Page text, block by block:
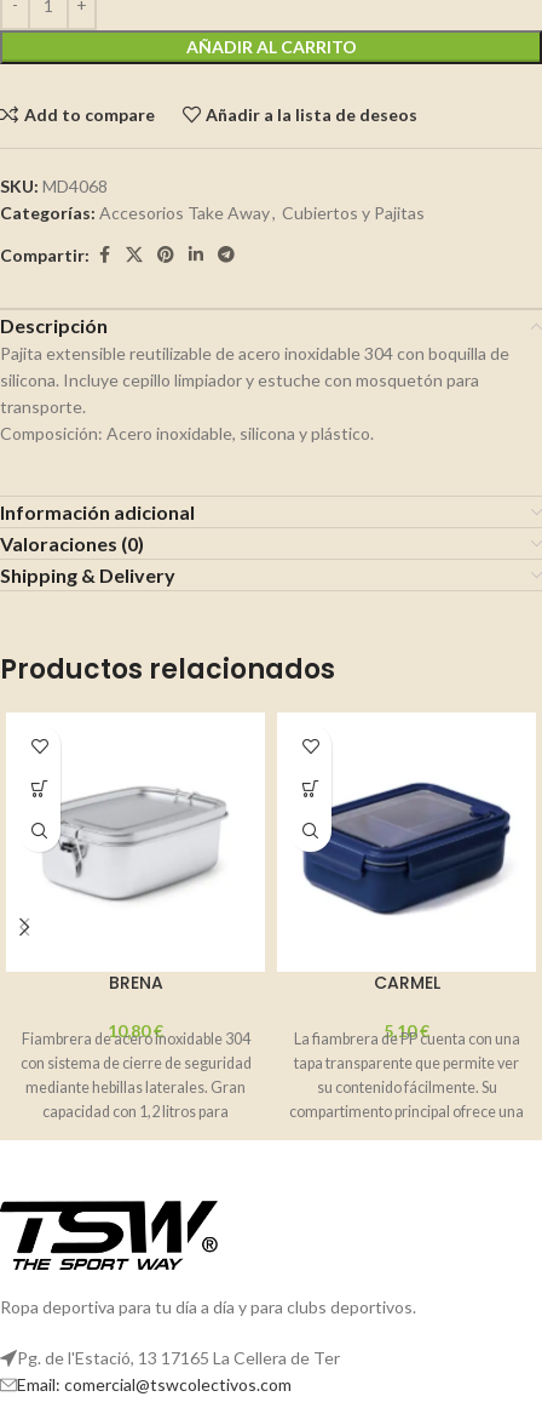
AÑADIR AL CARRITO
Add to compare Añadir a la lista de deseos
SKU: MD4068
Categorías: Accesorios Take Away, Cubiertos y Pajitas
Compartir:
Descripción
Pajita extensible reutilizable de acero inoxidable 304 con boquilla de
silicona. Incluye cepillo limpiador y estuche con mosquetón para
transporte.
Composición: Acero inoxidable, silicona y plástico.
Información adicional
Valoraciones (0)
Shipping & Delivery
Productos relacionados
BRENA
10,80€
Fiambrera de acero inoxidable 304
con sistema de cierre de seguridad
mediante hebillas laterales. Gran
capacidad con 1,2 litros para
CARMEL
5,10€
La fiambrera de PP cuenta con una
tapa transparente que permite ver
su contenido fácilmente. Su
compartimento principal ofrece una
Ropa deportiva para tu día a día y para clubs deportivos.
Pg. de l'Estació, 13 17165 La Cellera de Ter
Email: comercial@tswcolectivos.com